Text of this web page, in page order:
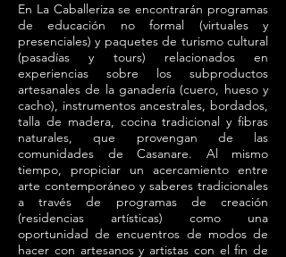
En La Caballeriza se encontrarán programas
de educación no formal (virtuales y
presenciales) y paquetes de turismo cultural
(pasadías y tours) relacionados en
experiencias sobre los subproductos
artesanales de la ganadería (cuero, hueso y
cacho), instrumentos ancestrales, bordados,
talla de madera, cocina tradicional y fibras
naturales, que provengan de las
comunidades de Casanare. Al mismo
tiempo, propiciar un acercamiento entre
arte contemporáneo y saberes tradicionales
a través de programas de creación
(residencias artísticas) como una
oportunidad de encuentros de modos de
hacer con artesanos y artistas con el fin de